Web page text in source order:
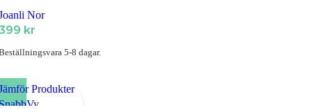
Nor
kr
5-8 dagar.
Produkter